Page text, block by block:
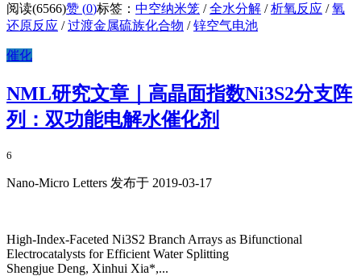
阅读(6566)赞 (0)标签： 中空纳米笼 /全水分解 /析氧反应 /氧
还原反应 /过渡金属硫族化合物 /锌空气电池
催化
NML研究文章｜高晶面指数Ni3S2分支阵
列：双功能电解水催化剂
6
Nano-Micro Letters 发布于 2019-03-17
High-Index-Faceted Ni3S2 Branch Arrays as Bifunctional
Electrocatalysts for Efficient Water Splitting
Shengjue Deng, Xinhui Xia*,...